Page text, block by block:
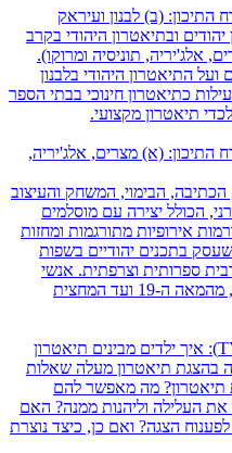
התיכון: (ב) לבנון ועיראק
ובתיאטרון היהודי בקרב
אלג'יריה, תוניסיה ומרוקו).
התיאטרון היהודי בלבנון
כתיאטרון חינוכי בבתי הספר
תיאטרון מקצועי.
התיכון: (א) מצרים, אלג'יריה,
הבימוי, המשחק והעיצוב
הכולל יצירה עם מוסלמים
אירופיות מתורגמות ומחזות
בתכנים יהודיים בשפות
ספרותית וצרפתית. אנשי
תיאטרון אלה פעלו בכל המזרח התיכון, מהמאה ה-19 ועד המחצית
בהצגת תיאטרון מעלה שאלות
תיאטרון? מה מאפשר להם
העלילה וליהנות ממנה? האם
הצגה? ואם כן, כיצד נוצרת